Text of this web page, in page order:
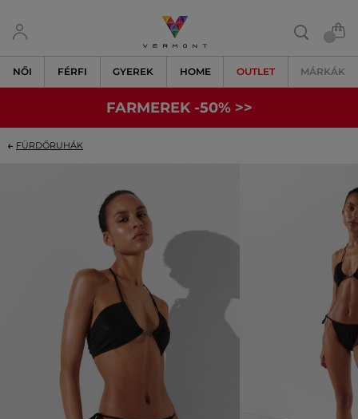
NŐI FÉRFI GYEREK HOME OUTLET MÁRKÁK
FARMEREK -50% >>
FÜRDŐRUHÁK